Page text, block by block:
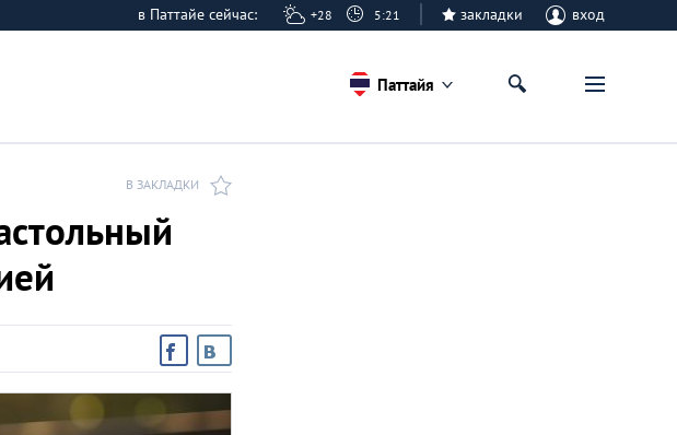
в Паттайе сейчас: +28 5:21 закладки вход
Паттайя
В ЗАКЛАДКИ